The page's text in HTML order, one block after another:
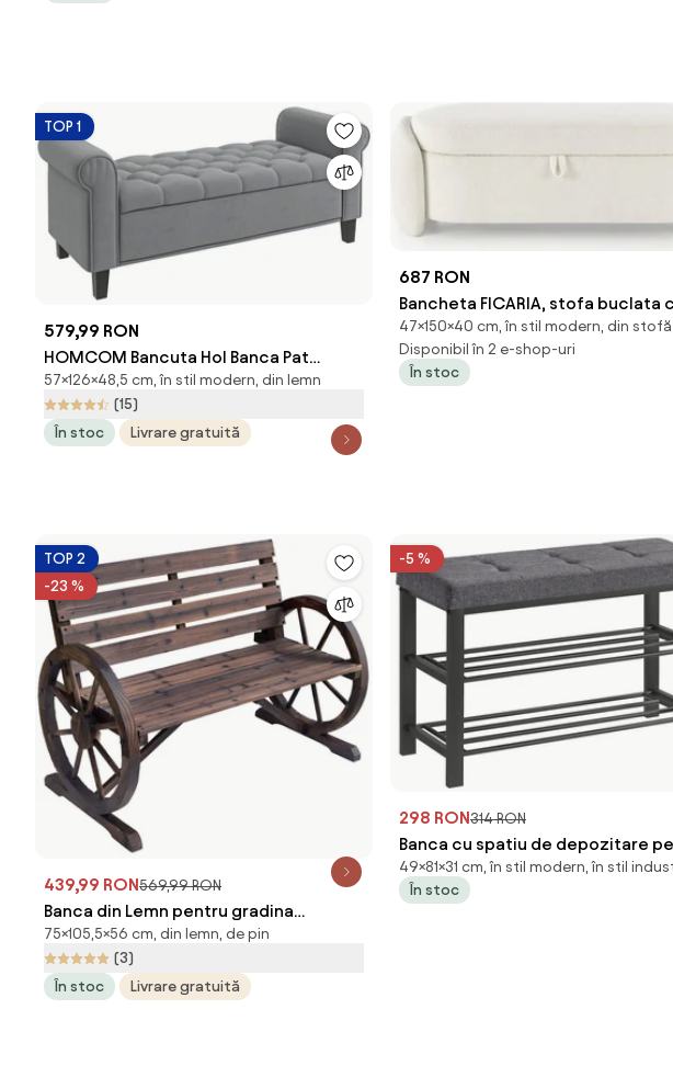
TOP 1
579,99 RON
HOMCOM Bancuta Hol Banca Pat
Matrimonial cu Depozitare si Cotiere
Rulate, 126x48.5x57 cm, Banca Pat Gri |
Aosom Romania
57×126×48,5 cm, în stil modern, din lemn
(15)
În stoc
Livrare gratuită
687 RON
Bancheta FICARIA, stofa buclata
150x40x47 cm
47×150×40 cm, în stil modern, din stofă
Disponibil în 2 e-shop-uri
În stoc
TOP 2
-23 %
439,99 RON569,99 RON
Banca din Lemn pentru gradina
Outsunny , stil country, 105.5x56x75cm
| Aosom Romania
75×105,5×56 cm, din lemn, de pin
(3)
În stoc
Livrare gratuită
-5 %
298 RON314 RON
Banca cu spatiu de depozitare
incaltaminte cu sezut gri MOBRIX
81x49 cm, negru
49×81×31 cm, în stil modern, în stil
În stoc